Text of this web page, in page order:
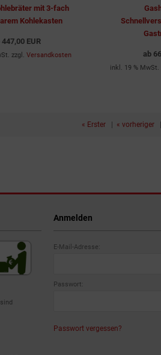
mit 3-fach
Kohlekasten
447,00 EUR
zzgl. Versandkosten ab
inkl. 19 % MwSt.
« Erster | « vorheriger |
Anmelden
E-Mail-Adresse:
Passwort:
Passwort vergessen?